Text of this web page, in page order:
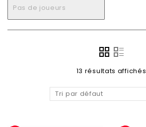
Pas de joueurs
13 résultats affichés
Tri par défaut